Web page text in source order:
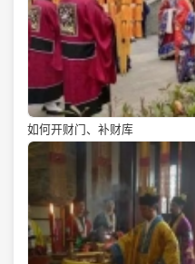
如何开财门、补财库